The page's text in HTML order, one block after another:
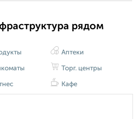
рядом
Аптеки
Торг. центры
Кафе